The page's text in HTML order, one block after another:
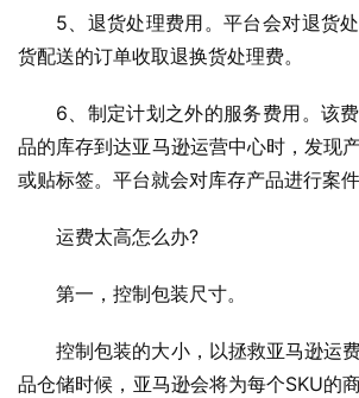
5、退货处理费用。平台会对退货
货配送的订单收取退换货处理费。
6、制定计划之外的服务费用。该
品的库存到达亚马逊运营中心时，发现
或贴标签。平台就会对库存产品进行案件
运费太高怎么办?
第一，控制包装尺寸。
控制包装的大小，以拯救亚马逊运
品仓储时候，亚马逊会将为每个SKU的